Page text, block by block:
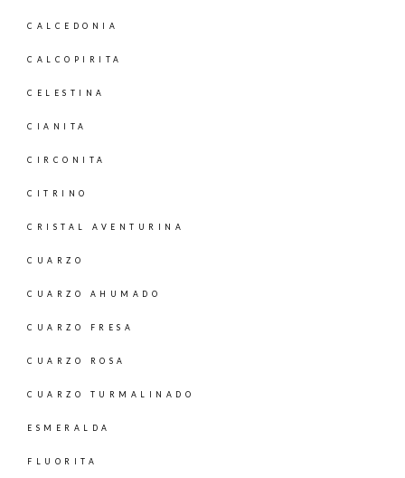
CALCEDONIA
CALCOPIRITA
CELESTINA
CIANITA
CIRCONITA
CITRINO
CRISTAL AVENTURINA
CUARZO
CUARZO AHUMADO
CUARZO FRESA
CUARZO ROSA
CUARZO TURMALINADO
ESMERALDA
FLUORITA